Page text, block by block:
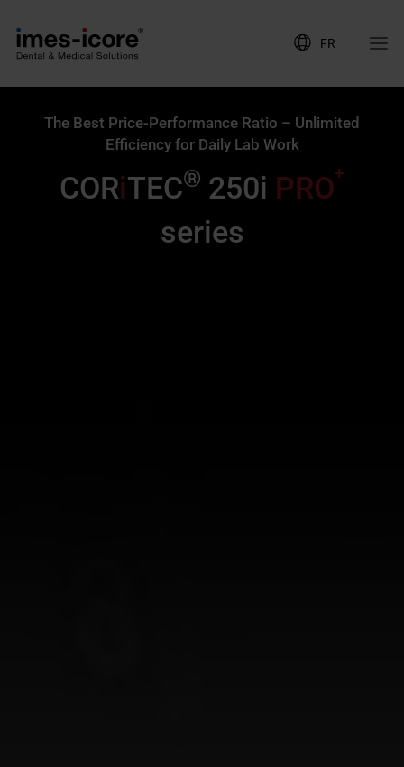
FR
The Best Price-Performance Ratio – Unlimited
Efficiency for Daily Lab Work
CORiTEC® 250i PRO+
series